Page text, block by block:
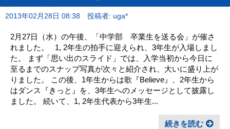
2013年02月28日 08:38 投稿者: uga*
2月27日（水）の午後、「中学部 卒業生を送る会」が催さ
れました。 1, 2年生の拍手に迎えられ、3年生が入場しまし
た。 まず「思い出のスライド」では、入学当初から今日に
至るまでのスナップ写真が次々と紹介され、大いに盛り上が
りました。 この後、1年生からは歌『Believe』、2年生から
はダンス『きっと』を、3年生へのメッセージとして披露し
ました。 続いて、1, 2年生代表から3年生...
続きを読む